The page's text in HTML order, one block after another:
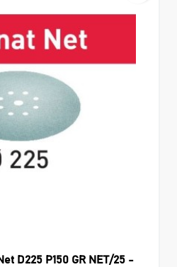
D225 P150 GR NET/25 -